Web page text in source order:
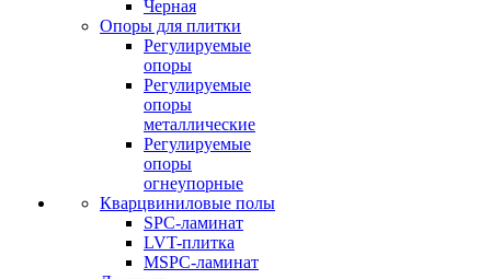
Черная
Опоры для плитки
Регулируемые
опоры
Регулируемые
опоры
металлические
Регулируемые
опоры
огнеупорные
Кварцвиниловые полы
SPC-ламинат
LVT-плитка
MSPC-ламинат